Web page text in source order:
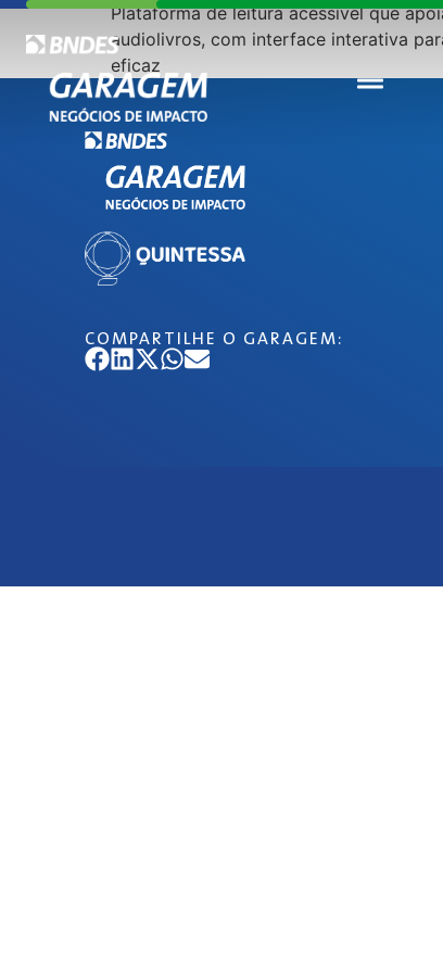
Plataforma de leitura acessível que
audiolivros, com interface interativa
eficaz
COMPARTILHE O GARAGEM: